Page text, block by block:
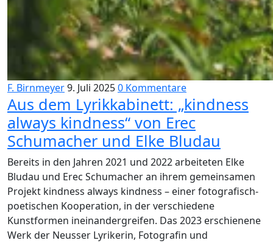
F. Birnmeyer9. Juli 20250 Kommentare
Aus dem Lyrikkabinett: „kindness
always kindness“ von Erec
Schumacher und Elke Bludau
Bereits in den Jahren 2021 und 2022 arbeiteten Elke
Bludau und Erec Schumacher an ihrem gemeinsamen
Projekt kindness always kindness – einer fotografisch-
poetischen Kooperation, in der verschiedene
Kunstformen ineinandergreifen. Das 2023 erschienene
Werk der Neusser Lyrikerin, Fotografin und